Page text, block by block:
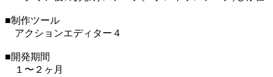
■制作ツール
アクションエディター４
■開発期間
１〜２ヶ月